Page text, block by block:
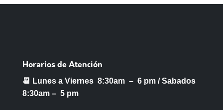
Horarios de Atención
📆 Lunes a Viernes 8:30am – 6 pm /Sabados
8:30am – 5 pm